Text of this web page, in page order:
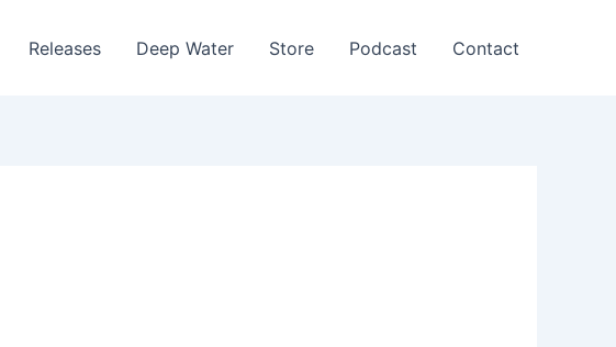
Releases Deep Water Store Podcast Contact